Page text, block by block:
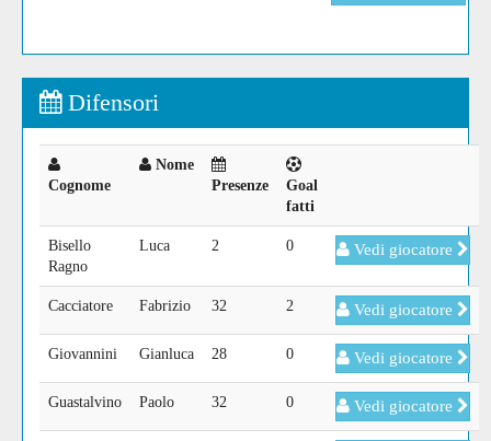
Difensori
Cognome
Nome
Presenze
Goal
fatti
Bisello
Ragno
Luca 2 0 Vedi giocatore
Cacciatore Fabrizio 32 2 Vedi giocatore
Giovannini Gianluca 28 0 Vedi giocatore
Guastalvino Paolo 32 0 Vedi giocatore